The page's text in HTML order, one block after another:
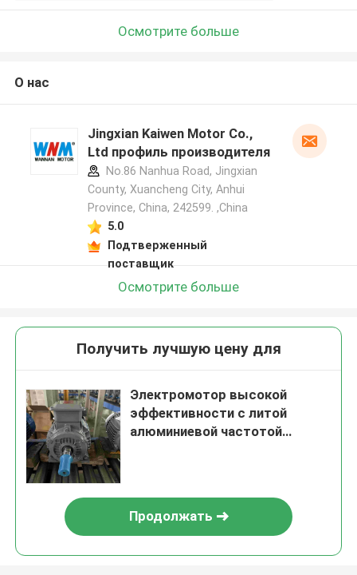
Осмотрите больше
О нас
Jingxian Kaiwen Motor Co.,
Ltd профиль производителя
No.86 Nanhua Road, Jingxian
County, Xuancheng City, Anhui
Province, China, 242599. ,China
5.0
Подтверженный
поставщик
Осмотрите больше
Получить лучшую цену для
Электромотор высокой
эффективности с литой
алюминиевой частотой
Продолжать